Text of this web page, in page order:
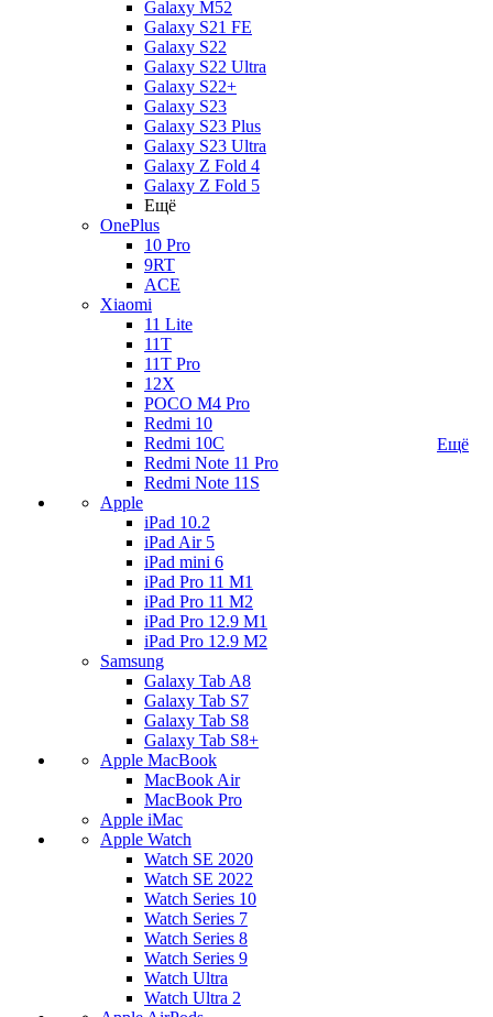
Galaxy M52
Galaxy S21 FE
Galaxy S22
Galaxy S22 Ultra
Galaxy S22+
Galaxy S23
Galaxy S23 Plus
Galaxy S23 Ultra
Galaxy Z Fold 4
Galaxy Z Fold 5
Ещё
OnePlus
10 Pro
9RT
ACE
Xiaomi
11 Lite
11T
11T Pro
12X
POCO M4 Pro
Redmi 10
Redmi 10C
Redmi Note 11 Pro
Redmi Note 11S
Apple
iPad 10.2
iPad Air 5
iPad mini 6
iPad Pro 11 M1
iPad Pro 11 M2
iPad Pro 12.9 M1
iPad Pro 12.9 M2
Samsung
Galaxy Tab A8
Galaxy Tab S7
Galaxy Tab S8
Galaxy Tab S8+
Apple MacBook
MacBook Air
MacBook Pro
Apple iMac
Apple Watch
Watch SE 2020
Watch SE 2022
Watch Series 10
Watch Series 7
Watch Series 8
Watch Series 9
Watch Ultra
Watch Ultra 2
Ещё